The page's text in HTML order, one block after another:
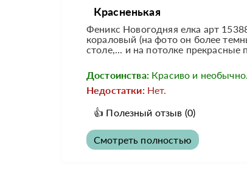
Красненькая
Феникс Новогодняя елка арт
кораловый (на фото он более
столе,... и на потолке
Достоинства: Красиво и необычно.
Недостатки: Нет.
👍 Полезный отзыв (0)
Смотреть полностью